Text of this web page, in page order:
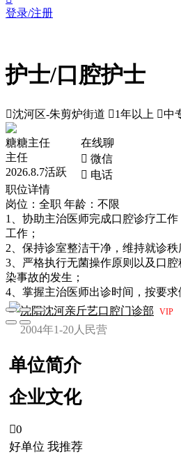
登录/注册
护士/口腔护士
沈河区-朱剪炉街道 1年以上 中
糖糖主任
主任
2026.8.7活跃
在线聊
 微信
 电话
职位详情
岗位：全职 年龄：不限
1、协助主治医师完成口腔诊疗工
工作；
2、保持诊室整洁干净，维持就诊秩
3、严格执行无菌操作原则以及口
染事故的发生；
4、掌握主治医师出诊时间，按要求
沈阳沈河亲斤艺口腔门诊部
VIP
2004年1-20人 民营
单位简介
企业文化
0
好单位 我推荐